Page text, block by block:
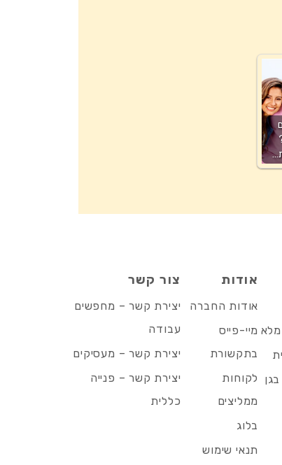
אודות
אודות החברה
מיי-פייס
בתקשורת
לקוחות
ממליצים
בלוג
תנאי שימוש
צור קשר
יצירת קשר – מחפשים
עבודה
יצירת קשר – מעסיקים
יצירת קשר – פנייה
כללית